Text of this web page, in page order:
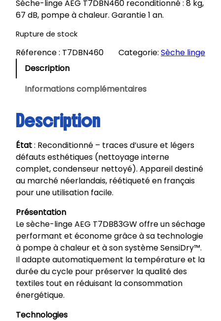
Sèche-linge AEG T7DBN460 reconditionné : 8 kg,
67 dB, pompe à chaleur. Garantie 1 an.
Rupture de stock
Réference : T7DBN460 Categorie: Sèche linge
Description
Informations complémentaires
Description
État: Reconditionné – traces d’usure et légers
défauts esthétiques (nettoyage interne
complet, condenseur nettoyé). Appareil destiné
au marché néerlandais, réétiqueté en français
pour une utilisation facile.
Présentation
Le sèche-linge AEG T7DB83GW offre un séchage
performant et économe grâce à sa technologie
à pompe à chaleur et à son système SensiDry™.
Il adapte automatiquement la température et la
durée du cycle pour préserver la qualité des
textiles tout en réduisant la consommation
énergétique.
Technologies